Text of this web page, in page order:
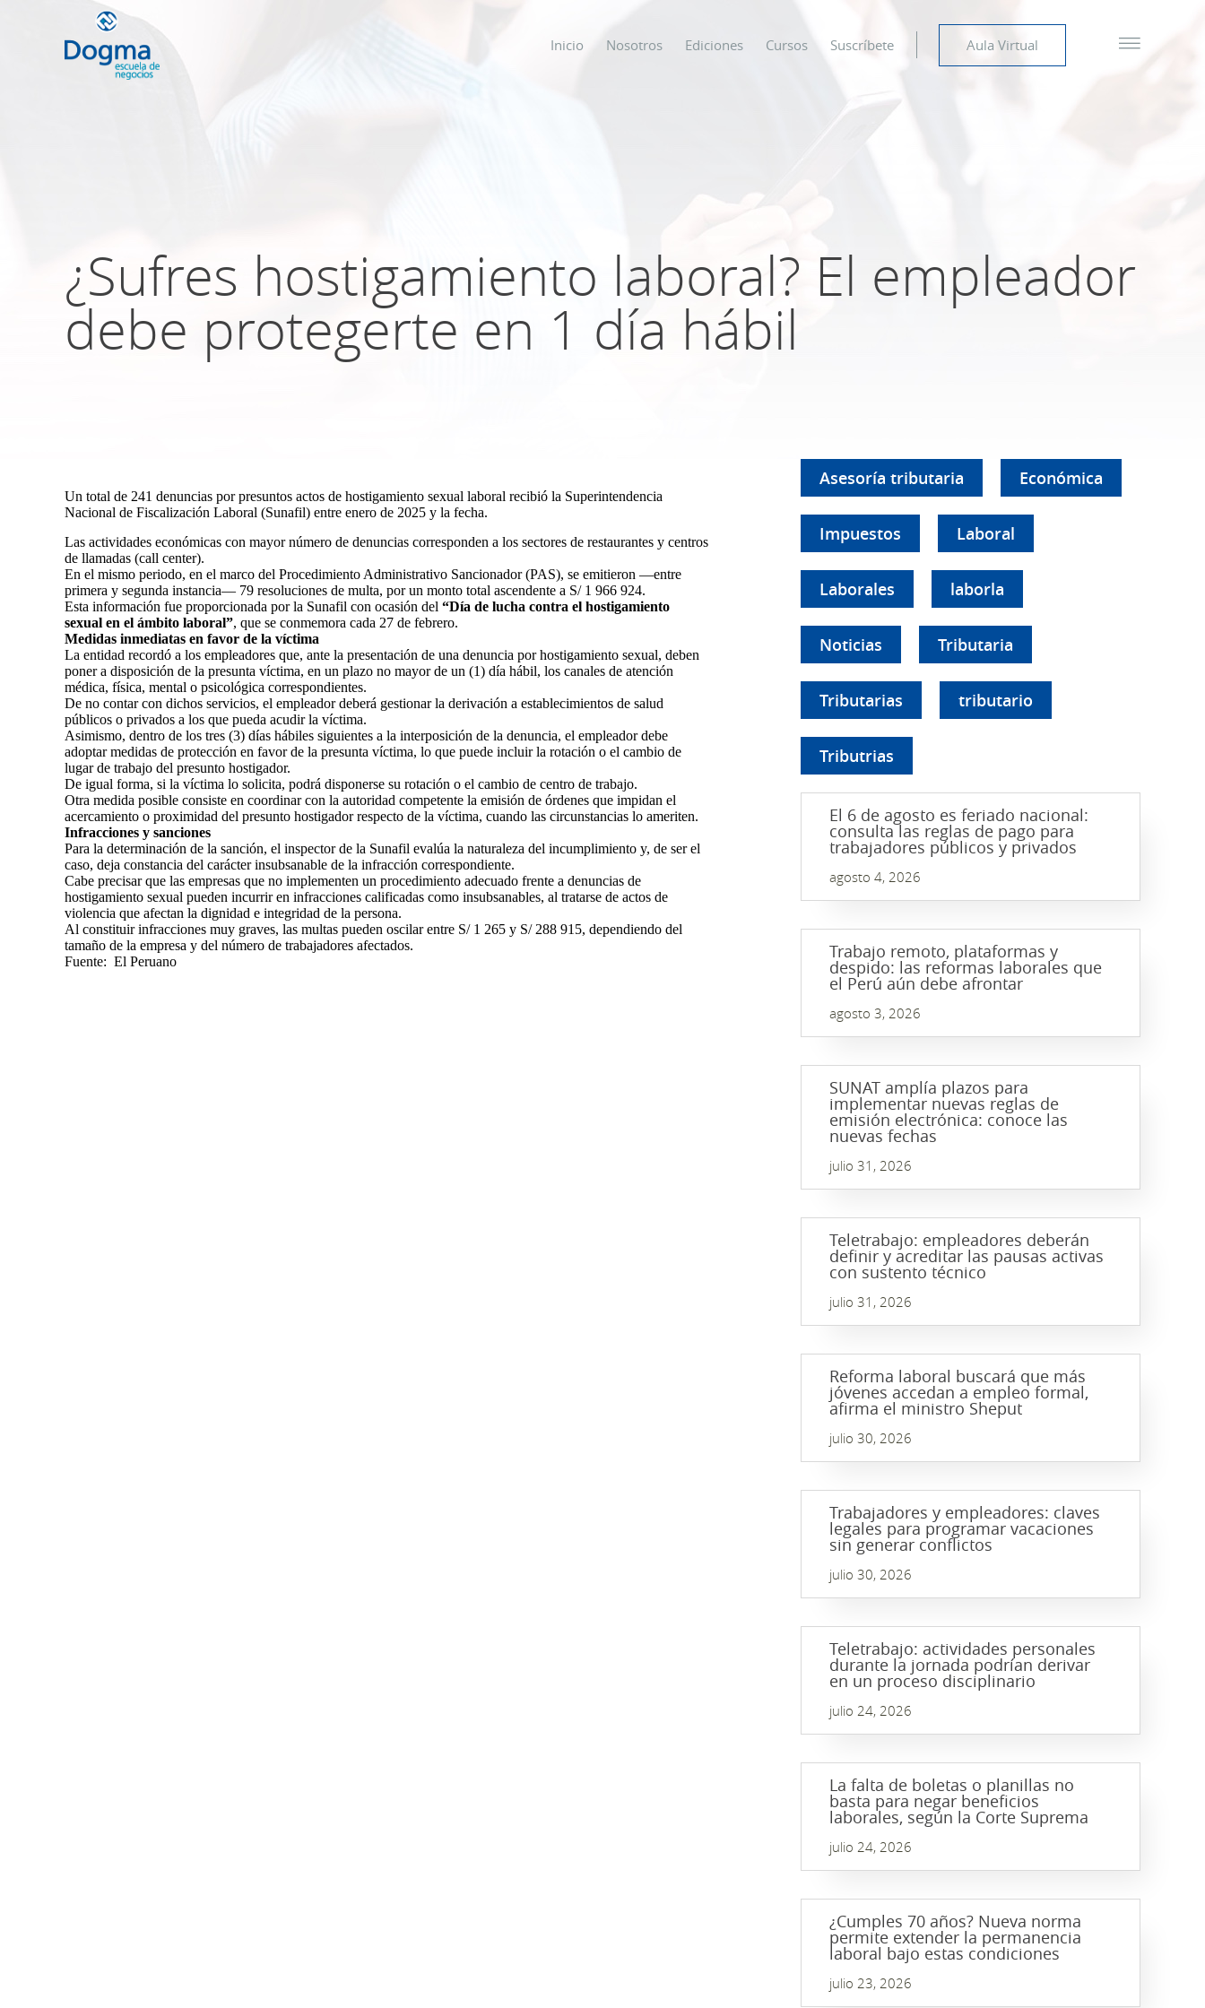
Inicio Nosotros Ediciones Cursos Suscríbete Aula Virtual
¿Sufres hostigamiento laboral? El empleador
debe protegerte en 1 día hábil
Un total de 241 denuncias por presuntos actos de hostigamiento sexual laboral recibió la Superintendencia
Nacional de Fiscalización Laboral (Sunafil) entre enero de 2025 y la fecha.
Las actividades económicas con mayor número de denuncias corresponden a los sectores de restaurantes y centros
de llamadas (call center).
En el mismo periodo, en el marco del Procedimiento Administrativo Sancionador (PAS), se emitieron —entre
primera y segunda instancia— 79 resoluciones de multa, por un monto total ascendente a S/ 1 966 924.
Esta información fue proporcionada por la Sunafil con ocasión del “Día de lucha contra el hostigamiento
sexual en el ámbito laboral”, que se conmemora cada 27 de febrero.
Medidas inmediatas en favor de la víctima
La entidad recordó a los empleadores que, ante la presentación de una denuncia por hostigamiento sexual, deben
poner a disposición de la presunta víctima, en un plazo no mayor de un (1) día hábil, los canales de atención
médica, física, mental o psicológica correspondientes.
De no contar con dichos servicios, el empleador deberá gestionar la derivación a establecimientos de salud
públicos o privados a los que pueda acudir la víctima.
Asimismo, dentro de los tres (3) días hábiles siguientes a la interposición de la denuncia, el empleador debe
adoptar medidas de protección en favor de la presunta víctima, lo que puede incluir la rotación o el cambio de
lugar de trabajo del presunto hostigador.
De igual forma, si la víctima lo solicita, podrá disponerse su rotación o el cambio de centro de trabajo.
Otra medida posible consiste en coordinar con la autoridad competente la emisión de órdenes que impidan el
acercamiento o proximidad del presunto hostigador respecto de la víctima, cuando las circunstancias lo ameriten.
Infracciones y sanciones
Para la determinación de la sanción, el inspector de la Sunafil evalúa la naturaleza del incumplimiento y, de ser el
caso, deja constancia del carácter insubsanable de la infracción correspondiente.
Cabe precisar que las empresas que no implementen un procedimiento adecuado frente a denuncias de
hostigamiento sexual pueden incurrir en infracciones calificadas como insubsanables, al tratarse de actos de
violencia que afectan la dignidad e integridad de la persona.
Al constituir infracciones muy graves, las multas pueden oscilar entre S/ 1 265 y S/ 288 915, dependiendo del
tamaño de la empresa y del número de trabajadores afectados.
Fuente: El Peruano
Asesoría tributaria Económica
Impuestos Laboral
Laborales laborla
Noticias Tributaria
Tributarias tributario
Tributrias
El 6 de agosto es feriado nacional:
consulta las reglas de pago para
trabajadores públicos y privados
agosto 4, 2026
Trabajo remoto, plataformas y
despido: las reformas laborales que
el Perú aún debe afrontar
agosto 3, 2026
SUNAT amplía plazos para
implementar nuevas reglas de
emisión electrónica: conoce las
nuevas fechas
julio 31, 2026
Teletrabajo: empleadores deberán
definir y acreditar las pausas activas
con sustento técnico
julio 31, 2026
Reforma laboral buscará que más
jóvenes accedan a empleo formal,
afirma el ministro Sheput
julio 30, 2026
Trabajadores y empleadores: claves
legales para programar vacaciones
sin generar conflictos
julio 30, 2026
Teletrabajo: actividades personales
durante la jornada podrían derivar
en un proceso disciplinario
julio 24, 2026
La falta de boletas o planillas no
basta para negar beneficios
laborales, según la Corte Suprema
julio 24, 2026
¿Cumples 70 años? Nueva norma
permite extender la permanencia
laboral bajo estas condiciones
julio 23, 2026
TRIBUTACIÓN INTERNACIONAL | TODO SOBRE
NO DOMICILIADOS